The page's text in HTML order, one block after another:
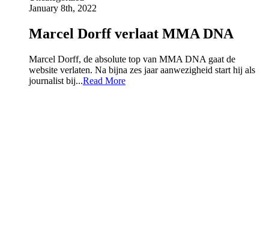
January 8th, 2022
Marcel Dorff verlaat MMA DNA
Marcel Dorff, de absolute top van MMA DNA gaat de
website verlaten. Na bijna zes jaar aanwezigheid start hij als
journalist bij...Read More